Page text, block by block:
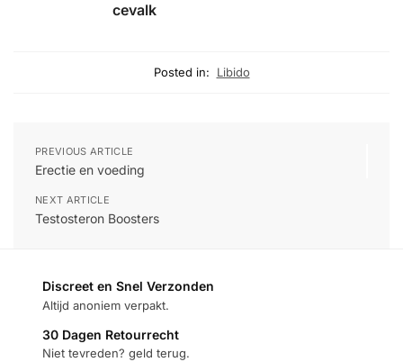
cevalk
Posted in: Libido
PREVIOUS ARTICLE
Erectie en voeding
NEXT ARTICLE
Testosteron Boosters
Discreet en Snel Verzonden
Altijd anoniem verpakt.
30 Dagen Retourrecht
Niet tevreden? geld terug.